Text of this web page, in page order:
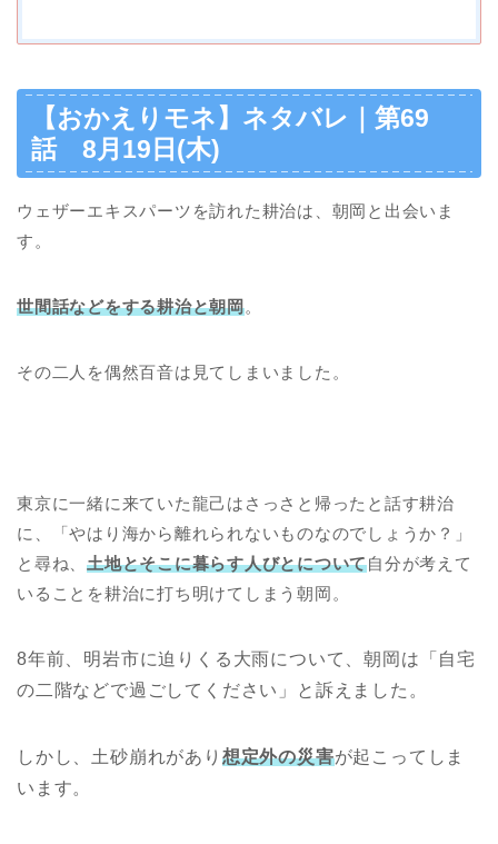
【おかえりモネ】ネタバレ｜第69
話 8月19日(木)
ウェザーエキスパーツを訪れた耕治は、朝岡と出会いま
す。
世間話などをする耕治と朝岡。
その二人を偶然百音は見てしまいました。
東京に一緒に来ていた龍己はさっさと帰ったと話す耕治
に、「やはり海から離れられないものなのでしょうか？」
と尋ね、土地とそこに暮らす人びとについて自分が考えて
いることを耕治に打ち明けてしまう朝岡。
8年前、明岩市に迫りくる大雨について、朝岡は「自宅
の二階などで過ごしてください」と訴えました。
しかし、土砂崩れがあり 想定外の災害が起こってしま
います。